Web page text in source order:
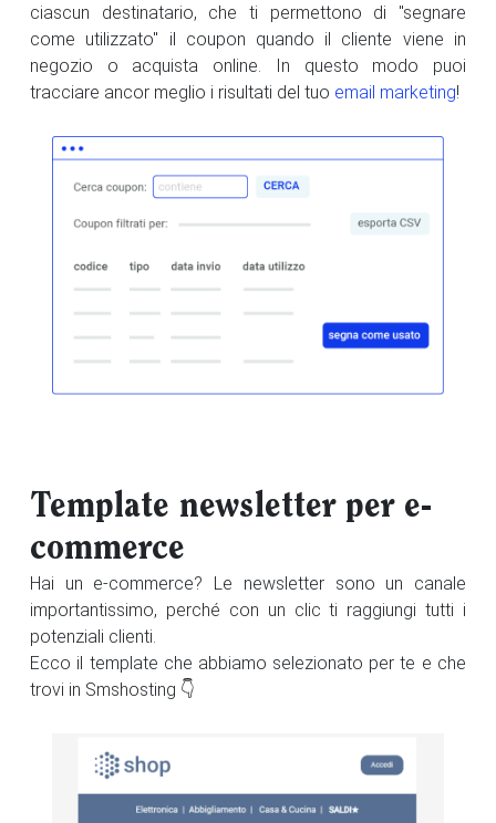
ciascun destinatario, che ti permettono di "segnare
come utilizzato" il coupon quando il cliente viene in
negozio o acquista online. In questo modo puoi
tracciare ancor meglio i risultati del tuo email marketing!
Template newsletter per e-
commerce
Hai un e-commerce? Le newsletter sono un canale
importantissimo, perché con un clic ti raggiungi tutti i
potenziali clienti.
Ecco il template che abbiamo selezionato per te e che
trovi in Smshosting 👇